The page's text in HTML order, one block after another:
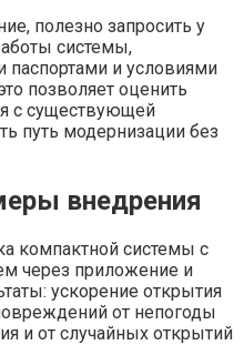
полезно запросить у
системы,
паспортами и условиями
позволяет оценить
с существующей
путь модернизации без
внедрения
компактной системы с
через приложение и
ускорение открытия
от непогоды
и от случайных открытий